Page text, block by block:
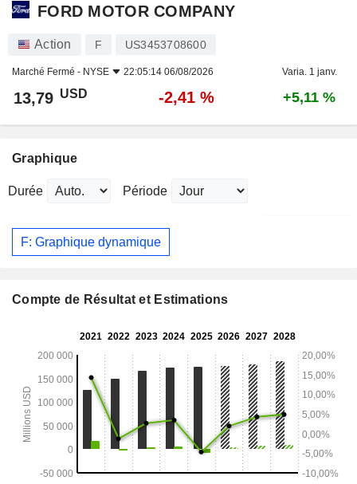
FORD MOTOR COMPANY
Action F US3453708600
Marché Fermé - NYSE 22:05:14 06/08/2026 Varia. 1 janv.
13,79 USD -2,41 % +5,11 %
Graphique
Durée Période
F: Graphique dynamique
Compte de Résultat et Estimations